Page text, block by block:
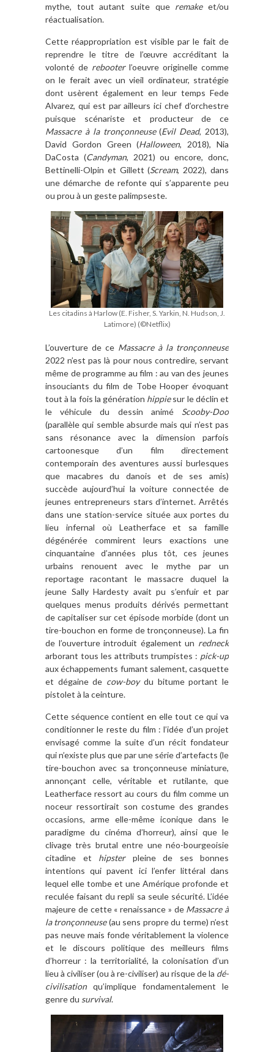
mythe, tout autant suite que remakeet/ou
réactualisation.
Cette réappropriation est visible par le fait de
reprendre le titre de l’œuvre accréditant la
volonté de rebooter l’oeuvre originelle comme
on le ferait avec un vieil ordinateur, stratégie
dont usèrent également en leur temps Fede
Alvarez, qui est par ailleurs ici chef d’orchestre
puisque scénariste et producteur de ce
Massacre à la tronçonneuse(Evil Dead, 2013),
David Gordon Green (Halloween, 2018), Nia
DaCosta (Candyman, 2021) ou encore, donc,
Bettinelli-Olpin et Gillett (Scream, 2022), dans
une démarche de refonte qui s’apparente peu
ou prou à un geste palimpseste.
Les citadins à Harlow (E. Fisher, S. Yarkin, N. Hudson, J.
Latimore) (©Netflix)
L’ouverture de ce Massacre à la tronçonneuse
2022 n’est pas là pour nous contredire, servant
même de programme au film : au van des jeunes
insouciants du film de Tobe Hooper évoquant
tout à la fois la génération hippiesur le déclin et
le véhicule du dessin animé Scooby-Doo
(parallèle qui semble absurde mais qui n’est pas
sans résonance avec la dimension parfois
cartoonesque d’un film directement
contemporain des aventures aussi burlesques
que macabres du danois et de ses amis)
succède aujourd’hui la voiture connectée de
jeunes entrepreneurs stars d’internet. Arrêtés
dans une station-service située aux portes du
lieu infernal où Leatherface et sa famille
dégénérée commirent leurs exactions une
cinquantaine d’années plus tôt, ces jeunes
urbains renouent avec le mythe par un
reportage racontant le massacre duquel la
jeune Sally Hardesty avait pu s’enfuir et par
quelques menus produits dérivés permettant
de capitaliser sur cet épisode morbide (dont un
tire-bouchon en forme de tronçonneuse). La fin
de l’ouverture introduit également un redneck
arborant tous les attributs trumpistes : pick-up
aux échappements fumant salement, casquette
et dégaine de cow-boydu bitume portant le
pistolet à la ceinture.
Cette séquence contient en elle tout ce qui va
conditionner le reste du film : l’idée d’un projet
envisagé comme la suite d’un récit fondateur
qui n’existe plus que par une série d’artefacts (le
tire-bouchon avec sa tronçonneuse miniature,
annonçant celle, véritable et rutilante, que
Leatherface ressort au cours du film comme un
noceur ressortirait son costume des grandes
occasions, arme elle-même iconique dans le
paradigme du cinéma d’horreur), ainsi que le
clivage très brutal entre une néo-bourgeoisie
citadine et hipsterpleine de ses bonnes
intentions qui pavent ici l’enfer littéral dans
lequel elle tombe et une Amérique profonde et
reculée faisant du repli sa seule sécurité. L’idée
majeure de cette « renaissance » de Massacre à
la tronçonneuse(au sens propre du terme) n’est
pas neuve mais fonde véritablement la violence
et le discours politique des meilleurs films
d’horreur : la territorialité, la colonisation d’un
lieu à civiliser (ou à re-civiliser) au risque de la dé-
civilisationqu’implique fondamentalement le
genre du survival.